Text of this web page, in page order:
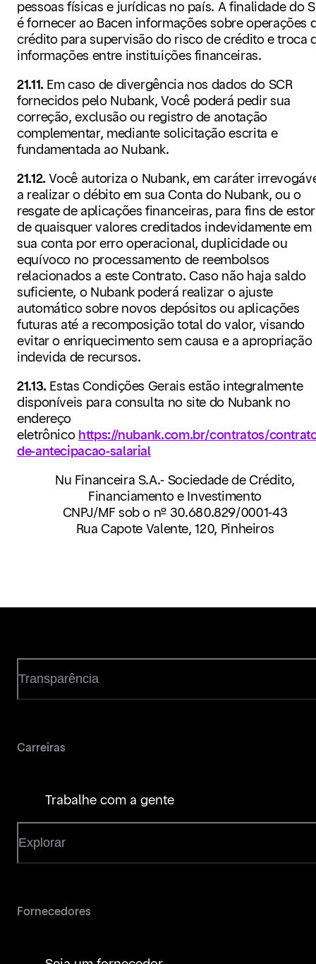
pessoas físicas e jurídicas no país. A finalidade do
é fornecer ao Bacen informações sobre operações
crédito para supervisão do risco de crédito e troca
informações entre instituições financeiras.
21.11. Em caso de divergência nos dados do SCR
fornecidos pelo Nubank, Você poderá pedir sua
correção, exclusão ou registro de anotação
complementar, mediante solicitação escrita e
fundamentada ao Nubank.
21.12.Você autoriza o Nubank, em caráter
a realizar o débito em sua Conta do Nubank, ou o
resgate de aplicações financeiras, para fins de
de quaisquer valores creditados indevidamente em
sua conta por erro operacional, duplicidade ou
equívoco no processamento de reembolsos
relacionados a este Contrato. Caso não haja saldo
suficiente, o Nubank poderá realizar o ajuste
automático sobre novos depósitos ou aplicações
futuras até a recomposição total do valor, visando
evitar o enriquecimento sem causa e a apropriação
indevida de recursos.
21.13. Estas Condições Gerais estão integralmente
disponíveis para consulta no site do Nubank no
endereço
eletrônico https://nubank.com.br/contratos/
de-antecipacao-salarial
Nu Financeira S.A.- Sociedade de Crédito,
Financiamento e Investimento
CNPJ/MF sob o nº 30.680.829/0001-43
Rua Capote Valente, 120, Pinheiros
Transparência
Carreiras
Trabalhe com a gente
Explorar
Fornecedores